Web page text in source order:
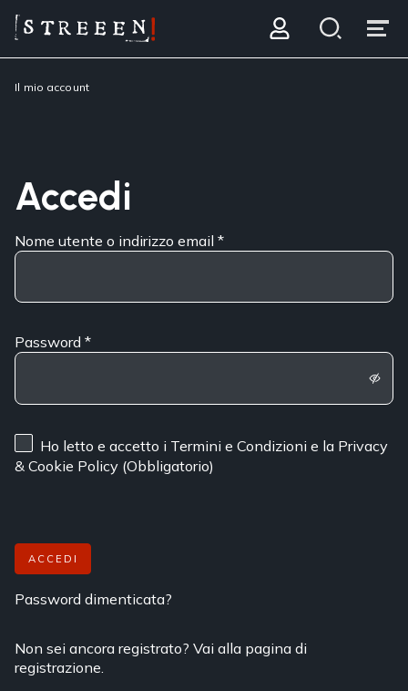
Il mio account
Accedi
Nome utente o indirizzo email*
Password*
Ho letto e accetto i Termini e Condizioni e la Privacy
& Cookie Policy (Obbligatorio)
ACCEDI
Password dimenticata?
Non sei ancora registrato? Vai alla pagina di
registrazione.